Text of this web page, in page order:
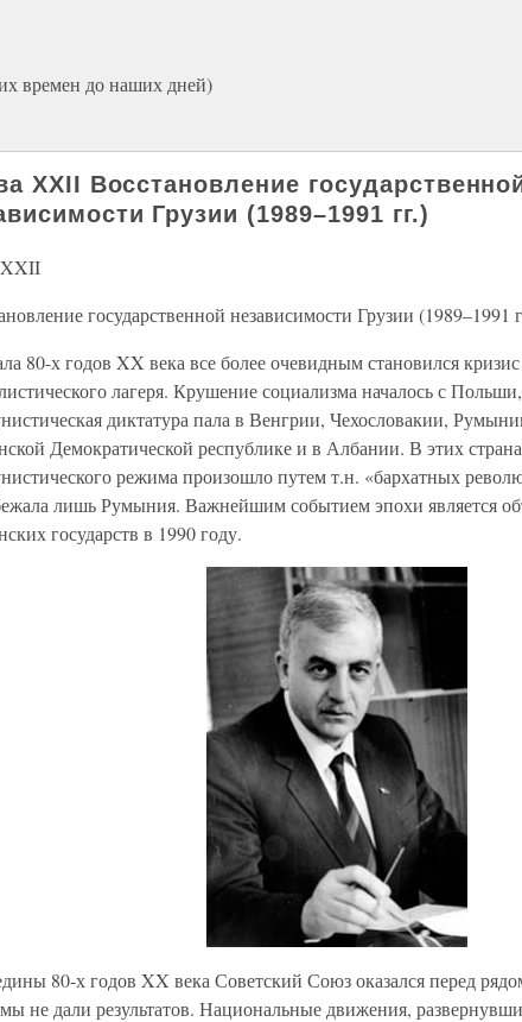
времен до наших дней)
XXII Восстановление
Грузии (1989–1991 гг.)
XXII
государственной независимости Грузии (1989–1991
80-х годов XX века все более очевидным становился
лагеря. Крушение социализма началось с
диктатура пала в Венгрии, Чехословакии,
Демократической республике и в Албании. В этих
режима произошло путем т.н. «бархатных
лишь Румыния. Важнейшим событием эпохи является
государств в 1990 году.
80-х годов XX века Советский Союз оказался перед
не дали результатов. Национальные движения,